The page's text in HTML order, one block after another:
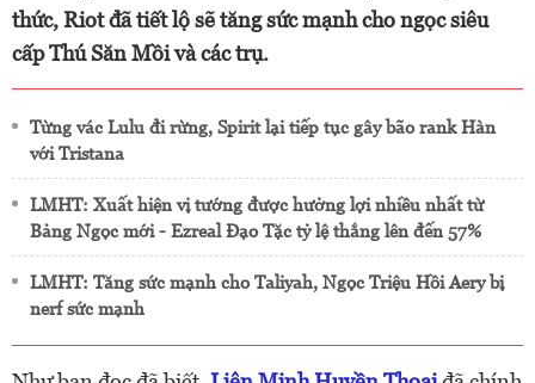
thức, Riot đã tiết lộ sẽ tăng sức mạnh cho ngọc siêu
cấp Thú Săn Mồi và các trụ.
Từng vác Lulu đi rừng, Spirit lại tiếp tục gây bão rank Hàn
với Tristana
LMHT: Xuất hiện vị tướng được hưởng lợi nhiều nhất từ
Bảng Ngọc mới - Ezreal Đạo Tặc tỷ lệ thắng lên đến 57%
LMHT: Tăng sức mạnh cho Taliyah, Ngọc Triệu Hồi Aery bị
nerf sức mạnh